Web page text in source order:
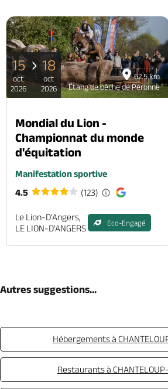
62.5 km
Étang de pêche de Péronne
15
oct
2026
18
oct
2026
Mondial du Lion -
Championnat du monde
d'équitation
Manifestation sportive
4.5
(123)
Le Lion-D'Angers,
LE LION-D'ANGERS
Eco-Engagé
Autres suggestions...
Hébergements à
Restaurants à